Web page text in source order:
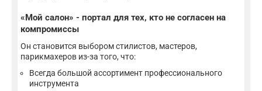
«Мой салон» - портал для тех, кто не согласен на
компромиссы
Он становится выбором стилистов, мастеров,
парикмахеров из-за того, что:
Всегда большой ассортимент профессионального
инструмента